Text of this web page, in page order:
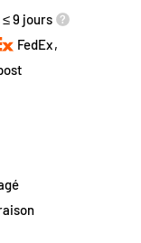
≤ 9 jours
FedEx